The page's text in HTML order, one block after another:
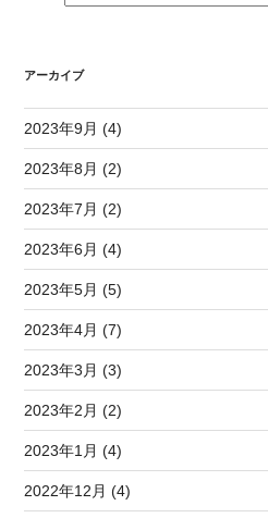
アーカイブ
2023年9月 (4)
2023年8月 (2)
2023年7月 (2)
2023年6月 (4)
2023年5月 (5)
2023年4月 (7)
2023年3月 (3)
2023年2月 (2)
2023年1月 (4)
2022年12月 (4)